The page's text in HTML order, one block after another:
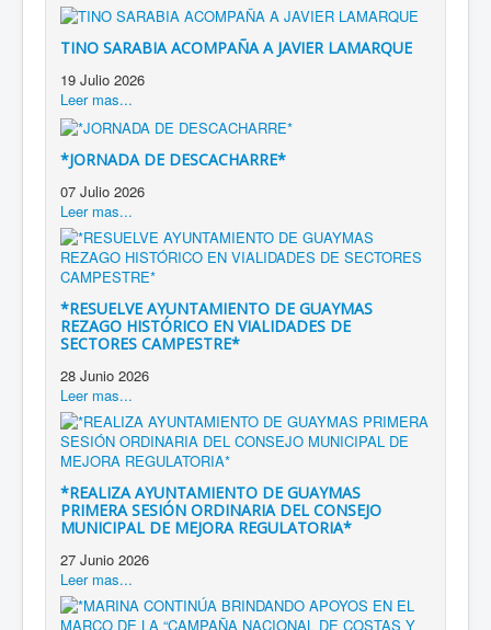
TINO SARABIA ACOMPAÑA A JAVIER LAMARQUE
19 Julio 2026
Leer mas...
*JORNADA DE DESCACHARRE*
07 Julio 2026
Leer mas...
*RESUELVE AYUNTAMIENTO DE GUAYMAS
REZAGO HISTÓRICO EN VIALIDADES DE
SECTORES CAMPESTRE*
28 Junio 2026
Leer mas...
*REALIZA AYUNTAMIENTO DE GUAYMAS
PRIMERA SESIÓN ORDINARIA DEL CONSEJO
MUNICIPAL DE MEJORA REGULATORIA*
27 Junio 2026
Leer mas...